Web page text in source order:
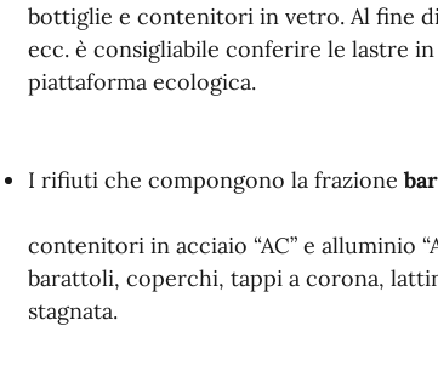
bottiglie e contenitori in vetro. Al fine
ecc. è consigliabile conferire le lastre
piattaforma ecologica.
I rifiuti che compongono la frazione
contenitori in acciaio “AC” e alluminio
barattoli, coperchi, tappi a corona,
stagnata.